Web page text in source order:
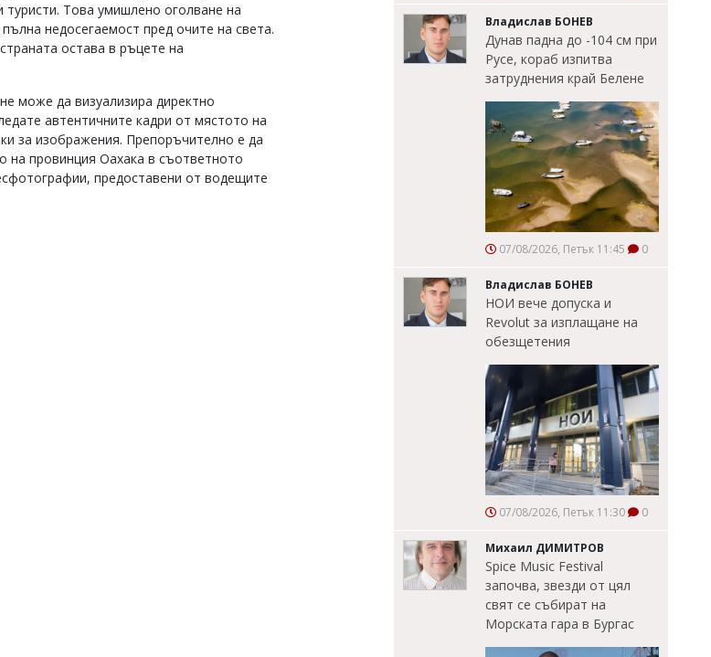
Това умишлено оголване на
недосегаемост пред очите на света.
остава в ръцете на
може да визуализира директно
автентичните кадри от мястото на
за изображения. Препоръчително е да
провинция Оахака в съответното
предоставени от водещите
Владислав БОНЕВ
Дунав падна до -104 см при
Русе, кораб изпитва
затруднения край Белене
07/08/2026, Петък 11:45 0
Владислав БОНЕВ
НОИ вече допуска и
Revolut за изплащане на
обезщетения
07/08/2026, Петък 11:30 0
Михаил ДИМИТРОВ
Spice Music Festival
започва, звезди от цял
свят се събират на
Морската гара в Бургас